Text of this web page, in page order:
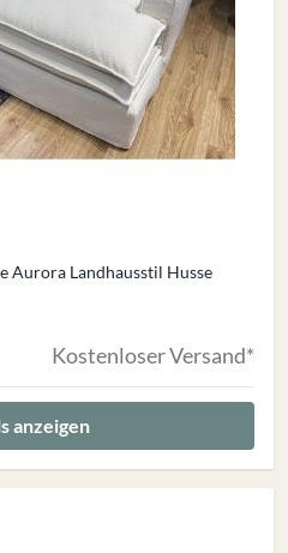
Aurora Landhausstil Husse
Kostenloser Versand*
anzeigen